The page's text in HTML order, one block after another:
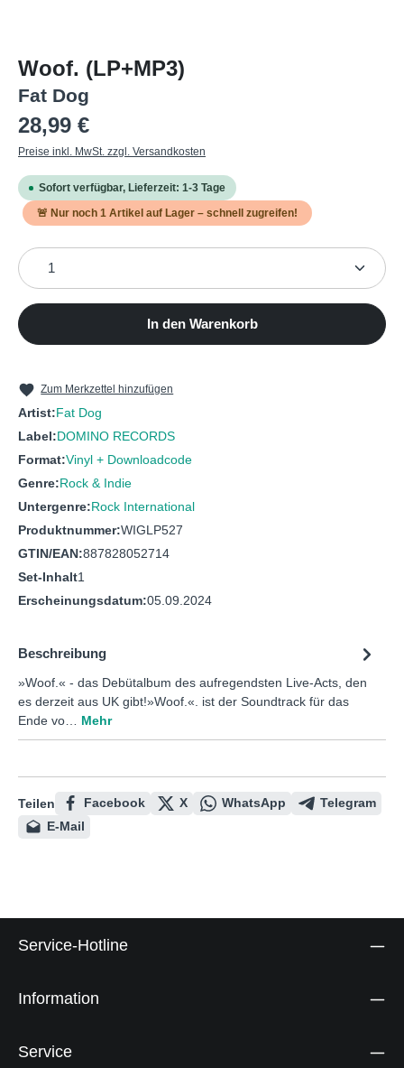
Woof. (LP+MP3)
Fat Dog
Regulärer Preis:
28,99 €
Preise inkl. MwSt. zzgl. Versandkosten
Sofort verfügbar, Lieferzeit: 1-3 Tage
🚨 Nur noch 1 Artikel auf Lager – schnell zugreifen!
Produkt Anzahl: Gib den gewünschten Wert ein
In den Warenkorb
Zum Merkzettel hinzufügen
Artist:Fat Dog
Label:DOMINO RECORDS
Format:Vinyl + Downloadcode
Genre:Rock & Indie
Untergenre:Rock International
Produktnummer:WIGLP527
GTIN/EAN:887828052714
Set-Inhalt1
Erscheinungsdatum:05.09.2024
Beschreibung
»Woof.« - das Debütalbum des aufregendsten Live-Acts, den
es derzeit aus UK gibt!»Woof.«. ist der Soundtrack für das
Ende vo… Mehr
Teilen Facebook X WhatsApp
Telegram
E-Mail
Service-Hotline
Information
Service